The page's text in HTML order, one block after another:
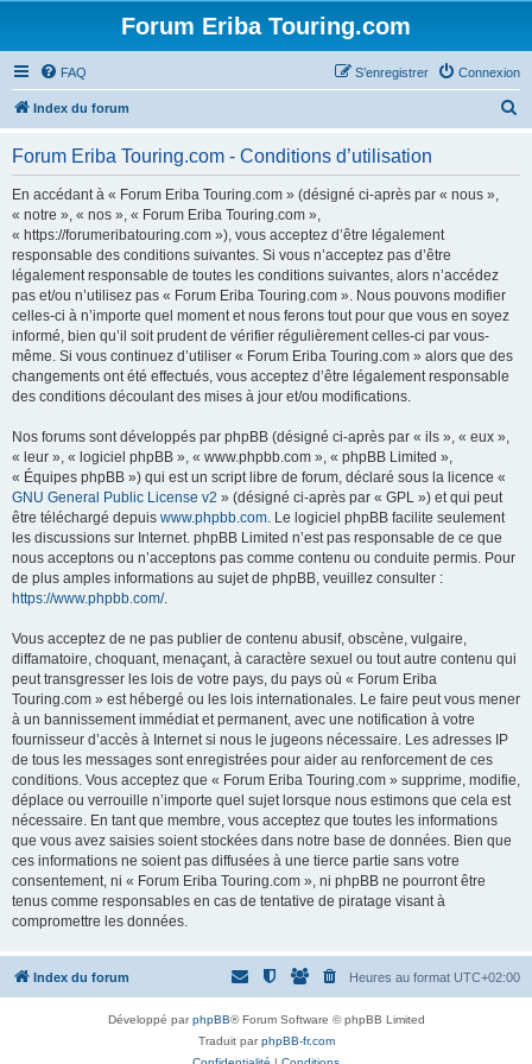
Forum Eriba Touring.com
FAQ Connexion
S’enregistrer
Index du forum
Forum Eriba Touring.com - Conditions d’utilisation
En accédant à « Forum Eriba Touring.com » (désigné ci-après par « nous »,
« notre », « nos », « Forum Eriba Touring.com »,
« https://forumeribatouring.com »), vous acceptez d’être légalement
responsable des conditions suivantes. Si vous n’acceptez pas d’être
légalement responsable de toutes les conditions suivantes, alors n’accédez
pas et/ou n’utilisez pas « Forum Eriba Touring.com ». Nous pouvons modifier
celles-ci à n’importe quel moment et nous ferons tout pour que vous en soyez
informé, bien qu’il soit prudent de vérifier régulièrement celles-ci par vous-
même. Si vous continuez d’utiliser « Forum Eriba Touring.com » alors que des
changements ont été effectués, vous acceptez d’être légalement responsable
des conditions découlant des mises à jour et/ou modifications.
Nos forums sont développés par phpBB (désigné ci-après par « ils », « eux »,
« leur », « logiciel phpBB », « www.phpbb.com », « phpBB Limited »,
« Équipes phpBB ») qui est un script libre de forum, déclaré sous la licence «
GNU General Public License v2 » (désigné ci-après par « GPL ») et qui peut
être téléchargé depuis www.phpbb.com. Le logiciel phpBB facilite seulement
les discussions sur Internet. phpBB Limited n’est pas responsable de ce que
nous acceptons ou n’acceptons pas comme contenu ou conduite permis. Pour
de plus amples informations au sujet de phpBB, veuillez consulter :
https://www.phpbb.com/.
Vous acceptez de ne pas publier de contenu abusif, obscène, vulgaire,
diffamatoire, choquant, menaçant, à caractère sexuel ou tout autre contenu qui
peut transgresser les lois de votre pays, du pays où « Forum Eriba
Touring.com » est hébergé ou les lois internationales. Le faire peut vous mener
à un bannissement immédiat et permanent, avec une notification à votre
fournisseur d’accès à Internet si nous le jugeons nécessaire. Les adresses IP
de tous les messages sont enregistrées pour aider au renforcement de ces
conditions. Vous acceptez que « Forum Eriba Touring.com » supprime, modifie,
déplace ou verrouille n’importe quel sujet lorsque nous estimons que cela est
nécessaire. En tant que membre, vous acceptez que toutes les informations
que vous avez saisies soient stockées dans notre base de données. Bien que
ces informations ne soient pas diffusées à une tierce partie sans votre
consentement, ni « Forum Eriba Touring.com », ni phpBB ne pourront être
tenus comme responsables en cas de tentative de piratage visant à
compromettre les données.
Index du forum Heures au format UTC+02:00
Développé parphpBB® Forum Software © phpBB Limited
Traduit parphpBB-fr.com